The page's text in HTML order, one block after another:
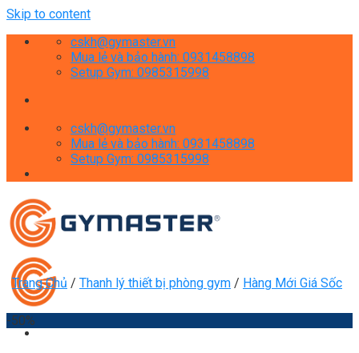
Skip to content
cskh@gymaster.vn
Mua lẻ và bảo hành: 0931458898
Setup Gym: 0985315998
cskh@gymaster.vn
Mua lẻ và bảo hành: 0931458898
Setup Gym: 0985315998
Trang Chủ / Thanh lý thiết bị phòng gym / Hàng Mới Giá Sốc
-50%